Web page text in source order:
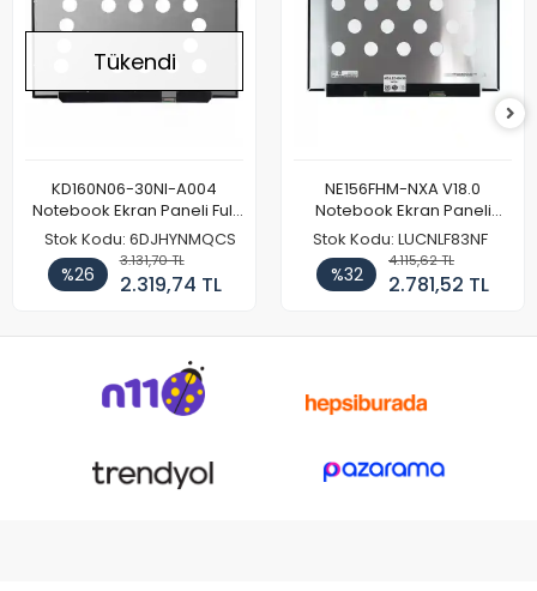
Tükendi
KD160N06-30NI-A004
Notebook Ekran Paneli Full
HD
Stok Kodu: 6DJHYNMQCS
%26
3.131,70 TL
2.319,74 TL
NE156FHM-NXA V18.0
Notebook Ekran Paneli
144Hz
Stok Kodu: LUCNLF83NF
%32
4.115,62 TL
2.781,52 TL